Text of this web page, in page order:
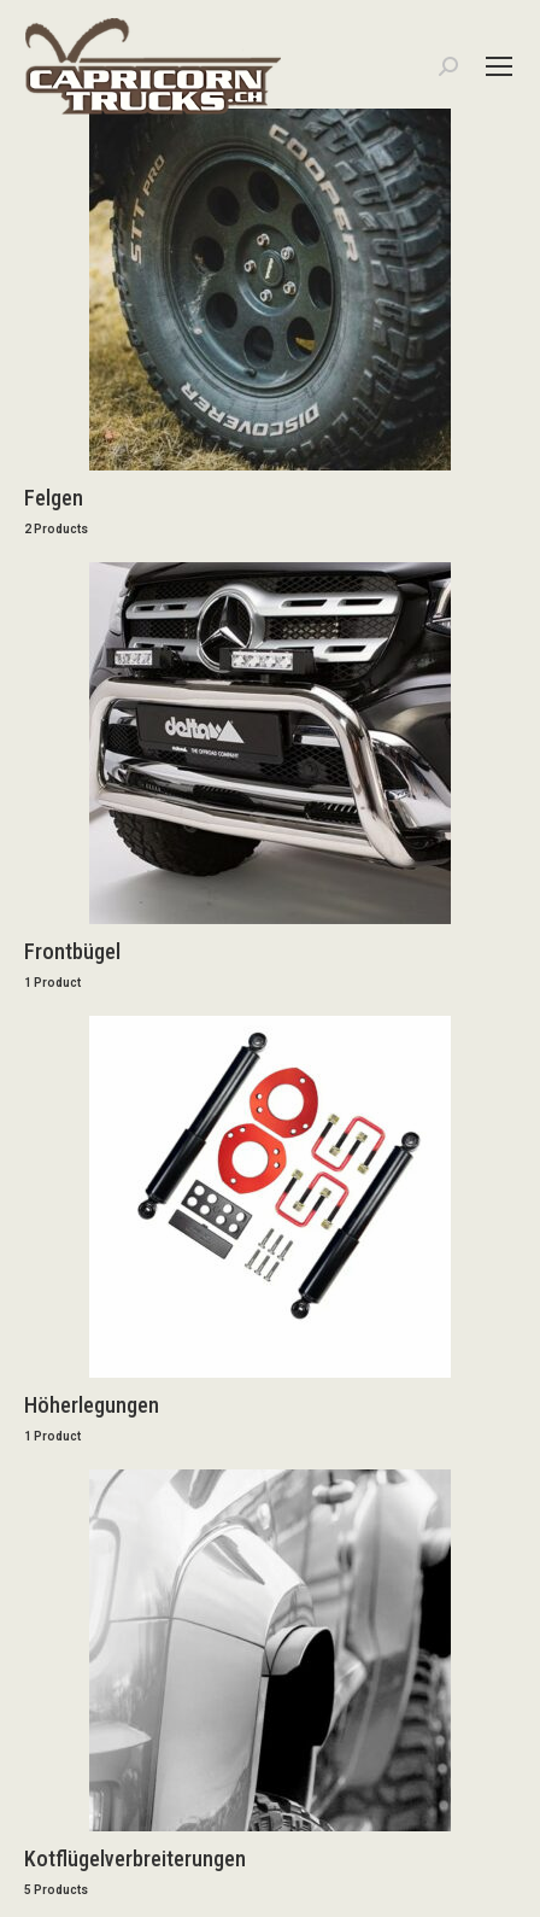
Search:
Felgen
2 Products
Frontbügel
1 Product
Höherlegungen
1 Product
Kotflügelverbreiterungen
5 Products